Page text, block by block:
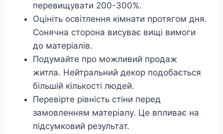
перевищувати 200-300%.
Оцініть освітлення кімнати протягом дня.
Сонячна сторона висуває вищі вимоги
до матеріалів.
Подумайте про можливий продаж
житла. Нейтральний декор подобається
більшій кількості людей.
Перевірте рівність стіни перед
замовленням матеріалу. Це впливає на
підсумковий результат.